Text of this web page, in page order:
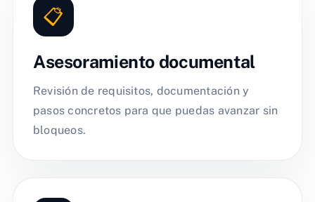
📋
Asesoramiento documental
Revisión de requisitos, documentación y
pasos concretos para que puedas avanzar sin
bloqueos.